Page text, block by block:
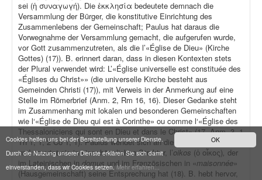
OK
Cookies helfen uns bei der Bereitstellung unserer Dienste.
Durch die Nutzung unserer Dienste erklären Sie sich damit
einverstanden, dass wir Cookies setzen.Mehr erfahren...
sei (ἡ συναγωγή). Die ἐκκλησία bedeutete demnach die
Versammlung der Bürger, die konstitutive Einrichtung des
Zusammenlebens der Gemeinschaft; Paulus hat daraus die
Vorwegnahme der Versammlung gemacht, die aufgerufen wurde,
vor Gott zusammenzutreten, als die l’«Église de Dieu» (Kirche
Gottes) (17)). B. erinnert daran, dass in diesen Kontexten stets
der Plural verwendet wird: L’«Église universelle est constituée des
«Églises du Christ»» (die universelle Kirche besteht aus
Gemeinden Christi (17)), mit Verweis in der Anmerkung auf eine
Stelle im Römerbrief (Anm. 2, Rm 16, 16). Dieser Gedanke steht
im Zusammenhang mit lokalen und besonderen Gemeinschaften
wie l‘«Église de Dieu qui est à Corinthe» ou comme l‘«Église des
Thessaloniciens qui sont en Dieu et dans le Christ» (17, Anm. 3, 1
Th 1, 1; 2 Co 1, 1). Paulus wendet sich an diese Gemeinschaften
und verortet sie in einer häuslichen Struktur, l’oikos (ὁ οἶκος), der
im Lateinischen in domus und im Französischen in «maisonnée»
(Hausgemeinschaft) seine Entsprechung hat (18). B. hebt hervor,